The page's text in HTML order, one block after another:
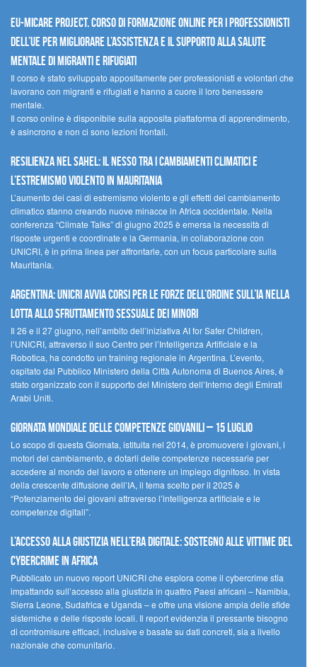
EU-MiCare Project. Corso di formazione online per i professionisti
dell’UE per migliorare l’assistenza e il supporto alla salute
mentale di migranti e rifugiati
Il corso è stato sviluppato appositamente per professionisti e volontari che
lavorano con migranti e rifugiati e hanno a cuore il loro benessere
mentale.
Il corso online è disponibile sulla apposita piattaforma di apprendimento,
è asincrono e non ci sono lezioni frontali.
Resilienza nel Sahel: il nesso tra i cambiamenti climatici e
l’estremismo violento in Mauritania
L’aumento dei casi di estremismo violento e gli effetti del cambiamento
climatico stanno creando nuove minacce in Africa occidentale. Nella
conferenza “Climate Talks” di giugno 2025 è emersa la necessità di
risposte urgenti e coordinate e la Germania, in collaborazione con
UNICRI, è in prima linea per affrontarle, con un focus particolare sulla
Mauritania.
Argentina: UNICRI avvia corsi per le forze dell’ordine sull’IA nella
lotta allo sfruttamento sessuale dei minori
Il 26 e il 27 giugno, nell’ambito dell’iniziativa AI for Safer Children,
l’UNICRI, attraverso il suo Centro per l’Intelligenza Artificiale e la
Robotica, ha condotto un training regionale in Argentina. L’evento,
ospitato dal Pubblico Ministero della Città Autonoma di Buenos Aires, è
stato organizzato con il supporto del Ministero dell’Interno degli Emirati
Arabi Uniti.
Giornata Mondiale delle Competenze Giovanili – 15 luglio
Lo scopo di questa Giornata, istituita nel 2014, è promuovere i giovani, i
motori del cambiamento, e dotarli delle competenze necessarie per
accedere al mondo del lavoro e ottenere un impiego dignitoso. In vista
della crescente diffusione dell’IA, il tema scelto per il 2025 è
“Potenziamento dei giovani attraverso l’intelligenza artificiale e le
competenze digitali”.
L’accesso alla giustizia nell’era digitale: sostegno alle vittime del
cybercrime in Africa
Pubblicato un nuovo report UNICRI che esplora come il cybercrime stia
impattando sull’accesso alla giustizia in quattro Paesi africani – Namibia,
Sierra Leone, Sudafrica e Uganda – e offre una visione ampia delle sfide
sistemiche e delle risposte locali. Il report evidenzia il pressante bisogno
di contromisure efficaci, inclusive e basate su dati concreti, sia a livello
nazionale che comunitario.